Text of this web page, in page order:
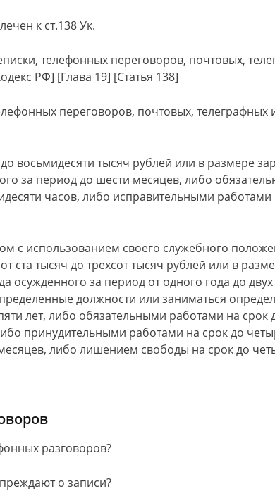
к ст.138 Ук.
телефонных переговоров, почтовых,
РФ] [Глава 19] [Статья 138]
переговоров, почтовых, телеграфных
восьмидесяти тысяч рублей или в размере
за период до шести месяцев, либо
часов, либо исправительными работами
с использованием своего служебного
ста тысяч до трехсот тысяч рублей или в
осужденного за период от одного года до двух
должности или заниматься
лет, либо обязательными работами на срок
принудительными работами на срок до
либо лишением свободы на срок до
разговоров?
о записи?